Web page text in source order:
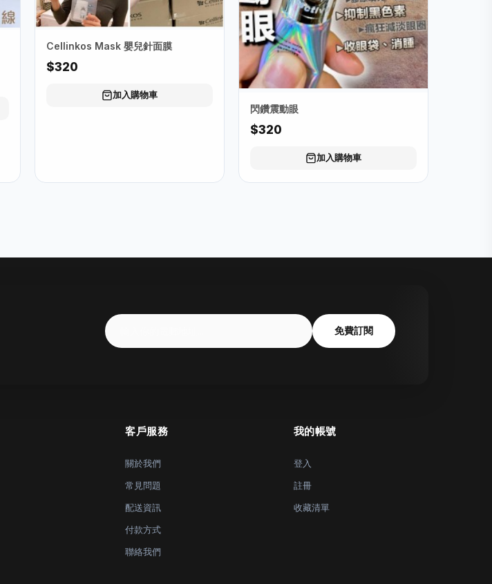
Cellinkos Mask 嬰兒針面膜
$320
加入購物車
閃鑽震動眼
$320
加入購物車
免費訂閱
客戶服務
關於我們
常見問題
配送資訊
付款方式
聯絡我們
我的帳號
登入
註冊
收藏清單